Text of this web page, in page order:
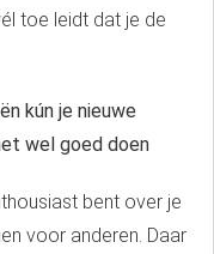
toe leidt dat je de
kún je nieuwe
wel goed doen
bent over je
voor anderen. Daar